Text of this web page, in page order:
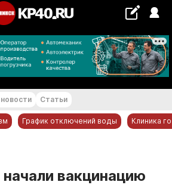
+22...+23 °С
Статьи
График отключений воды Клиника
вакцинацию